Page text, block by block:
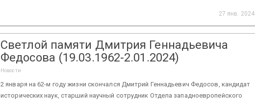
27 янв. 2024
Светлой памяти Дмитрия Геннадьевича
Федосова (19.03.1962-2.01.2024)
Новости
2 января на 62-м году жизни скончался Дмитрий Геннадьевич Федосов, кандидат
исторических наук, старший научный сотрудник Отдела западноевропейского